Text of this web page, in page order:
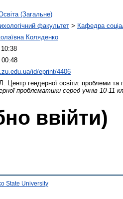
(Загальне)
факультет > Кафедра
Коляденко
id/eprint/4406
Центр гендерної освіти: проблеми та
проблематики серед учнів 10-11
ввійти)
State University